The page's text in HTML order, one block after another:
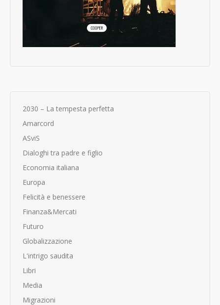
2030 – La tempesta perfetta
Amarcord
ASviS
Dialoghi tra padre e figlio
Economia italiana
Europa
Felicità e benessere
Finanza&Mercati
Futuro
Globalizzazione
L'intrigo saudita
Libri
Media
Migrazioni